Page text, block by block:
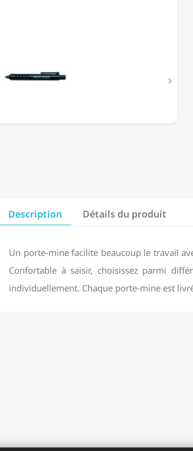

Description Détails du produit
Un porte-mine facilite beaucoup le travail
Confortable à saisir, choisissez parmi
individuellement. Chaque porte-mine est